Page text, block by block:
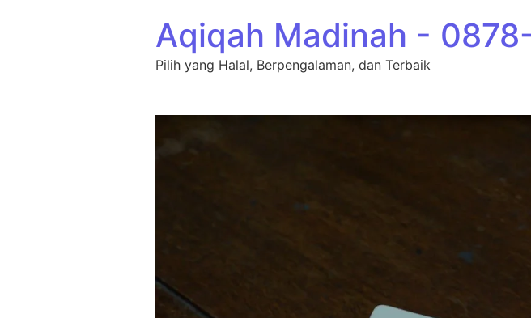
Aqiqah Madinah -
Pilih yang Halal, Berpengalaman, dan Terbaik